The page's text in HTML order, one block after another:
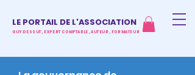
LE PORTAIL DE L'ASSOCIATION
GUY DESSUT, EXPERT COMPTABLE, AUTEUR, FORMATEUR
LA GOUVERNANCE